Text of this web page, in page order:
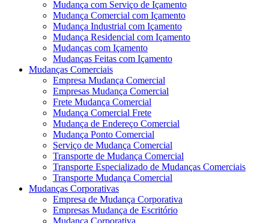
Mudança com Serviço de Içamento
Mudança Comercial com Içamento
Mudança Industrial com Içamento
Mudança Residencial com Içamento
Mudanças com Içamento
Mudanças Feitas com Içamento
Mudanças Comerciais
Empresa Mudança Comercial
Empresas Mudança Comercial
Frete Mudança Comercial
Mudança Comercial Frete
Mudança de Endereço Comercial
Mudança Ponto Comercial
Serviço de Mudança Comercial
Transporte de Mudança Comercial
Transporte Especializado de Mudanças Comerciais
Transporte Mudança Comercial
Mudanças Corporativas
Empresa de Mudança Corporativa
Empresas Mudança de Escritório
Mudança Corporativa